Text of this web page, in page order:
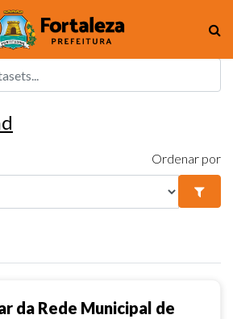
Ordenar por
da Rede Municipal de